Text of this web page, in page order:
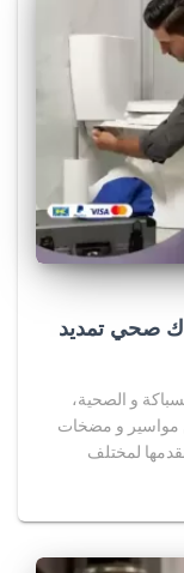
99009522 سباك صحي تمديد
و الصحية،
مواسير و مضخات
لمختلف